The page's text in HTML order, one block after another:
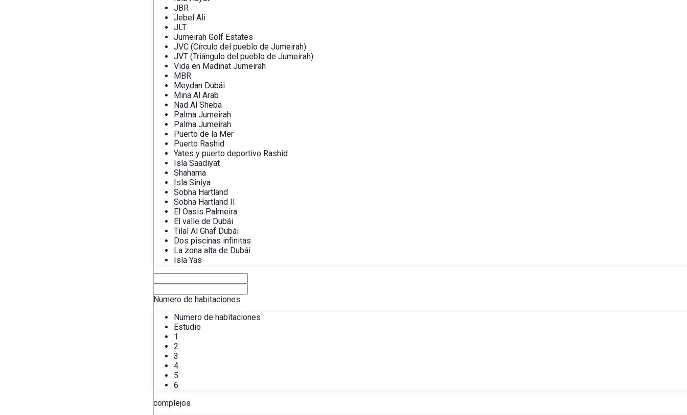
JBR
Jebel Ali
JLT
Jumeirah Golf Estates
JVC (Círculo del pueblo de Jumeirah)
JVT (Triángulo del pueblo de Jumeirah)
Vida en Madinat Jumeirah
MBR
Meydan Dubái
Mina Al Arab
Nad Al Sheba
Palma Jumeirah
Palma Jumeirah
Puerto de la Mer
Puerto Rashid
Yates y puerto deportivo Rashid
Isla Saadiyat
Shahama
Isla Siniya
Sobha Hartland
Sobha Hartland II
El Oasis Palmeira
El valle de Dubái
Tilal Al Ghaf Dubái
Dos piscinas infinitas
La zona alta de Dubái
Isla Yas
Numero de habitaciones
Numero de habitaciones
Estudio
1
2
3
4
5
6
complejos